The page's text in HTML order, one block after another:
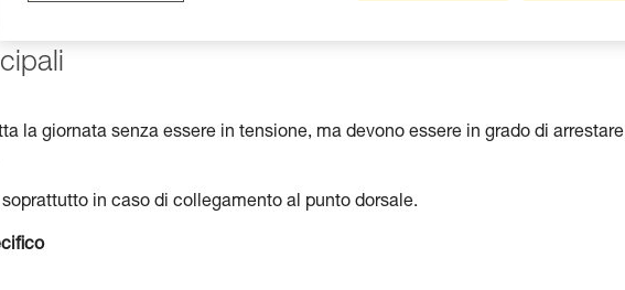
la giornata senza essere in tensione, ma devono essere in grado di arrestare
in caso di collegamento al punto dorsale.